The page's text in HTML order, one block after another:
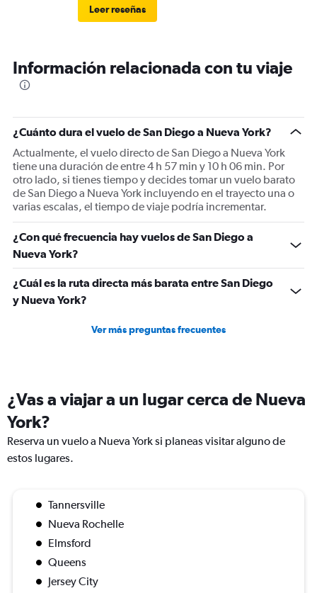
Leer reseñas
Información relacionada con tu viaje
¿Cuánto dura el vuelo de San Diego a Nueva York?
Actualmente, el vuelo directo de San Diego a Nueva York
tiene una duración de entre 4 h 57 min y 10 h 06 min. Por
otro lado, si tienes tiempo y decides tomar un vuelo barato
de San Diego a Nueva York incluyendo en el trayecto una o
varias escalas, el tiempo de viaje podría incrementar.
¿Con qué frecuencia hay vuelos de San Diego a
Nueva York?
¿Cuál es la ruta directa más barata entre San Diego
y Nueva York?
Ver más preguntas frecuentes
¿Vas a viajar a un lugar cerca de Nueva
York?
Reserva un vuelo a Nueva York si planeas visitar alguno de
estos lugares.
Tannersville
Nueva Rochelle
Elmsford
Queens
Jersey City